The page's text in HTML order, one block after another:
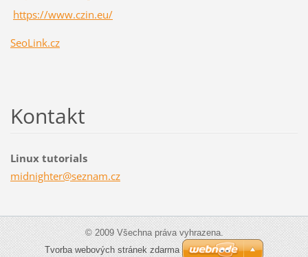
https://www.czin.eu/
SeoLink.cz
Kontakt
Linux tutorials
midnighter@seznam.cz
© 2009 Všechna práva vyhrazena.
Tvorba webových stránek zdarma